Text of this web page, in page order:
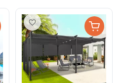
favorite_border